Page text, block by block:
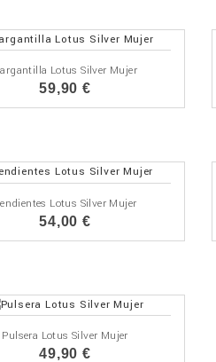
Lotus Silver Mujer
59,90 €
Lotus Silver Mujer
54,00 €
Pulsera Lotus Silver Mujer
49,90 €